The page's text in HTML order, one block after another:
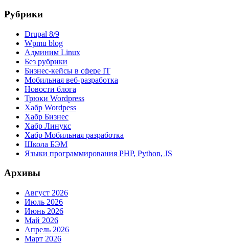
Рубрики
Drupal 8/9
Wpmu blog
Админим Linux
Без рубрики
Бизнес-кейсы в сфере IT
Мобильная веб-разработка
Новости блога
Трюки Wordpress
Хабр Wordpess
Хабр Бизнес
Хабр Линукс
Хабр Мобильная разработка
Школа БЭМ
Языки программирования PHP, Python, JS
Архивы
Август 2026
Июль 2026
Июнь 2026
Май 2026
Апрель 2026
Март 2026